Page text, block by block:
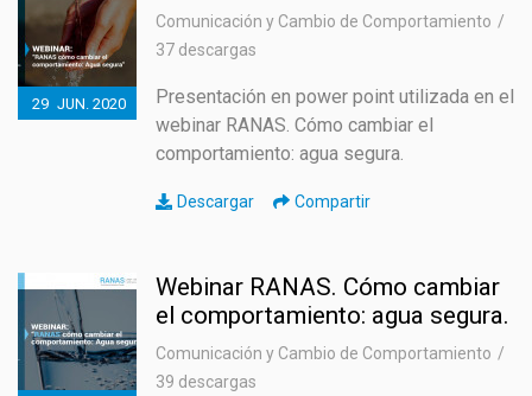
29 JUN. 2020
Comunicación y Cambio de Comportamiento
37 descargas
Presentación en power point utilizada en el
webinar RANAS. Cómo cambiar el
comportamiento: agua segura.
Descargar Compartir
Webinar RANAS. Cómo cambiar
el comportamiento: agua segura.
Comunicación y Cambio de Comportamiento
39 descargas